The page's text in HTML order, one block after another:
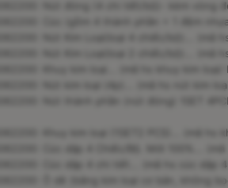
Nút đóng (4 chi tiết/bộ)- kèm vòng
Cúc (gồm 4 thành phần + 1 đệm
Nút Kim Loại(loại 4 chiếc/bộ)... (mã
Nút Kim Loại(loại 2 chiếc/bộ)... (mã
Khuy kim loại... (mã hs khuy kim
Nút kim loại (4p)... (mã hs nút kim
Nút thành phần (nút đóng) 1SET
Khuy kim loại (1SET2 PCS)... (mã
Cúc dập 4 chi tiết... (mã hs cúc dập
Ô dê (bằng kim loại cơ bản, không